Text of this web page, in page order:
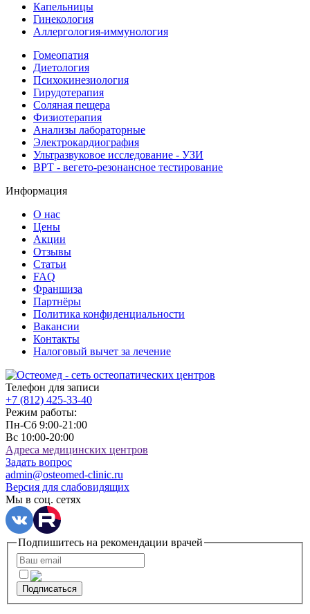
Капельницы
Гинекология
Аллергология-иммунология
Гомеопатия
Диетология
Психокинезиология
Гирудотерапия
Соляная пещера
Физиотерапия
Анализы лабораторные
Электрокардиография
Ультразвуковое исследование - УЗИ
ВРТ - вегето-резонансное тестирование
Информация
О нас
Цены
Акции
Отзывы
Статьи
FAQ
Франшиза
Партнёры
Политика конфиденциальности
Вакансии
Контакты
Налоговый вычет за лечение
Телефон для записи
+7 (812) 425-33-40
Режим работы:
Пн-Сб 9:00-21:00
Вс 10:00-20:00
Адреса медицинских центров
Задать вопрос
admin@osteomed-clinic.ru
Версия для слабовидящих
Мы в соц. сетях
Подпишитесь на рекомендации врачей
Подписаться